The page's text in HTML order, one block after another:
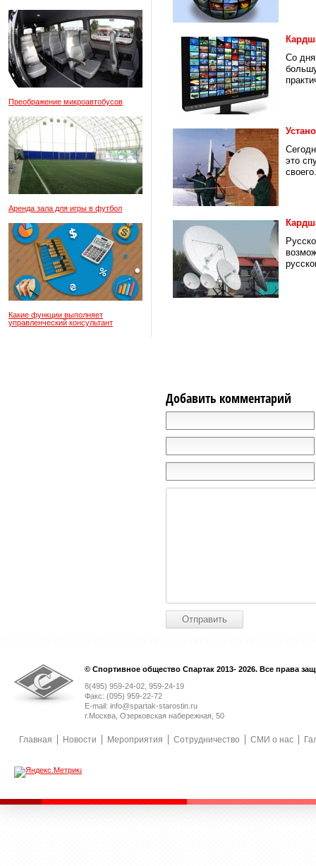
Преображение микроавтобусов
Аренда зала для игры в футбол
Какие функции выполняет
управленческий консультант
Со дня
это
Добавить комментарий
© Спортивное общество Спартак 2013- 2026. Все права
8(495) 959-24-02, 959-24-19
Факс: (095) 959-22-72
E-mail: info@spartak-starostin.ru
г.Москва, Озерковская набережная, 50
Главная Новости Мероприятия Сотрудничество СМИ о нас